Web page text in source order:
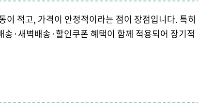
이 적고, 가격이 안정적이라는 점이 장점입니다. 특히
송·새벽배송·할인쿠폰 혜택이 함께 적용되어 장기적